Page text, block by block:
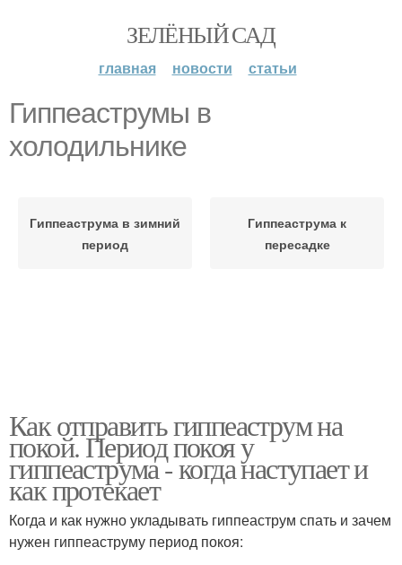
ЗЕЛЁНЫЙ САД
главная новости статьи
Гиппеаструмы в
холодильнике
Гиппеаструма в зимний
период
Гиппеаструма к
пересадке
Как отправить гиппеаструм на
покой. Период покоя у
гиппеаструма - когда наступает и
как протекает
Когда и как нужно укладывать гиппеаструм спать и зачем
нужен гиппеаструму период покоя: